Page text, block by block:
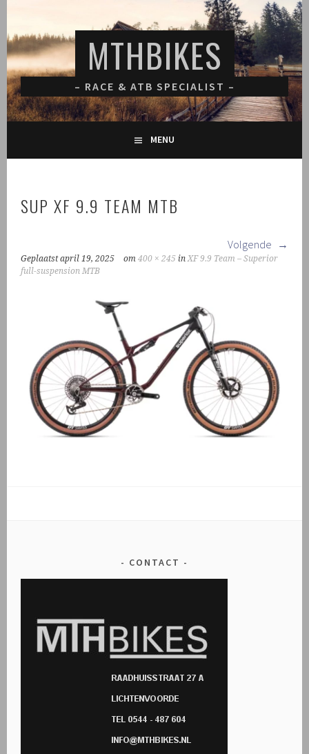
inhoud
MTHBIKES
– RACE & ATB SPECIALIST –
MENU
SUP XF 9.9 TEAM MTB
Volgende
Geplaatstapril 19, 2025 om400 × 245 inXF 9.9 Team – Superior
full-suspension MTB
CONTACT